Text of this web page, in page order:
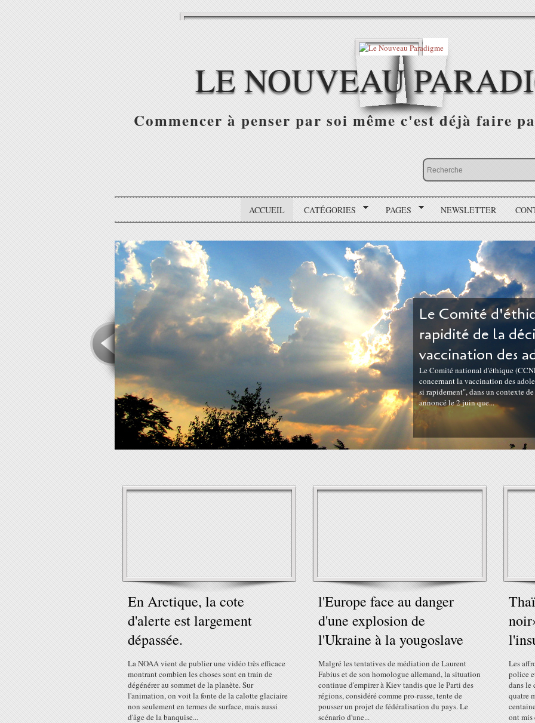
LE NOUVEAU
Commencer à penser par soi même c'est déjà faire
ACCUEIL CATÉGORIES PAGES NEWSLETTER
Le Comité
rapidité de la
vaccination des
Le Comité national d'éthique
concernant la vaccination des
si rapidement", dans un contexte
annoncé le 2 juin que...
En Arctique, la cote
d'alerte est largement
dépassée.
La NOAA vient de publier une vidéo très efficace
montrant combien les choses sont en train de
dégénérer au sommet de la planète. Sur
l'animation, on voit la fonte de la calotte glaciaire
non seulement en termes de surface, mais aussi
d'âge de la banquise...
l'Europe face au danger
d'une explosion de
l'Ukraine à la yougoslave
Malgré les tentatives de médiation de Laurent
Fabius et de son homologue allemand, la situation
continue d'empirer à Kiev tandis que le Parti des
régions, considéré comme pro-russe, tente de
pousser un projet de fédéralisation du pays. Le
scénario d'une...
Les
police
dans le
quatre
ont mis